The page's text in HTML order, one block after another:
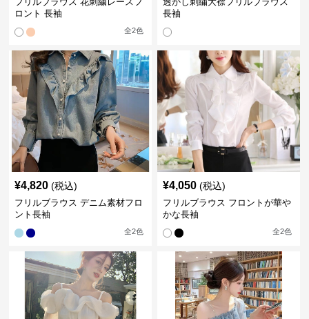
ロント 長袖
全2色
長袖
¥4,820 (税込)
フリルブラウス デニム素材フロ
ント長袖
全2色
¥4,050 (税込)
フリルブラウス フロントが華や
かな長袖
全2色